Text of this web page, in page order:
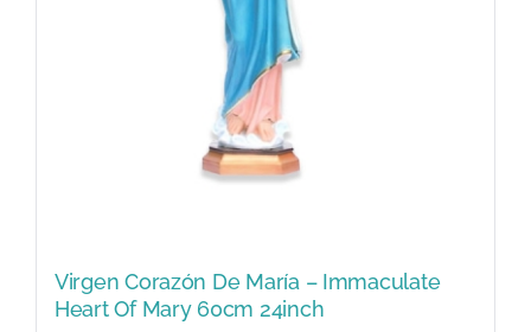
Virgen Corazón De María – Immaculate
Heart Of Mary 60cm 24inch